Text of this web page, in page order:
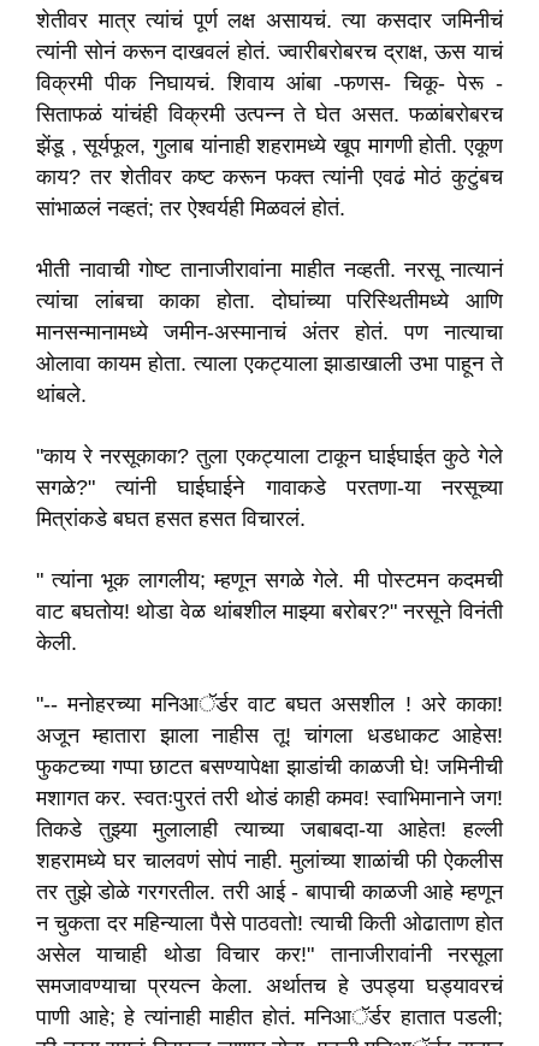
शेतीवर मात्र त्यांचं पूर्ण लक्ष असायचं. त्या कसदार जमिनीचं
त्यांनी सोनं करून दाखवलं होतं. ज्वारीबरोबरच द्राक्ष, ऊस याचं
विक्रमी पीक निघायचं. शिवाय आंबा -फणस- चिकू- पेरू -
सिताफळं यांचंही विक्रमी उत्पन्न ते घेत असत. फळांबरोबरच
झेंडू , सूर्यफूल, गुलाब यांनाही शहरामध्ये खूप मागणी होती. एकूण
काय? तर शेतीवर कष्ट करून फक्त त्यांनी एवढं मोठं कुटुंबच
सांभाळलं नव्हतं; तर ऐश्वर्यही मिळवलं होतं.
भीती नावाची गोष्ट तानाजीरावांना माहीत नव्हती. नरसू नात्यानं
त्यांचा लांबचा काका होता. दोघांच्या परिस्थितीमध्ये आणि
मानसन्मानामध्ये जमीन-अस्मानाचं अंतर होतं. पण नात्याचा
ओलावा कायम होता. त्याला एकट्याला झाडाखाली उभा पाहून ते
थांबले.
"काय रे नरसूकाका? तुला एकट्याला टाकून घाईघाईत कुठे गेले
सगळे?" त्यांनी घाईघाईने गावाकडे परतणा-या नरसूच्या
मित्रांकडे बघत हसत हसत विचारलं.
" त्यांना भूक लागलीय; म्हणून सगळे गेले. मी पोस्टमन कदमची
वाट बघतोय! थोडा वेळ थांबशील माझ्या बरोबर?" नरसूने विनंती
केली.
"-- मनोहरच्या मनिआॅर्डर वाट बघत असशील ! अरे काका!
अजून म्हातारा झाला नाहीस तू! चांगला धडधाकट आहेस!
फुकटच्या गप्पा छाटत बसण्यापेक्षा झाडांची काळजी घे! जमिनीची
मशागत कर. स्वतःपुरतं तरी थोडं काही कमव! स्वाभिमानाने जग!
तिकडे तुझ्या मुलालाही त्याच्या जबाबदा-या आहेत! हल्ली
शहरामध्ये घर चालवणं सोपं नाही. मुलांच्या शाळांची फी ऐकलीस
तर तुझे डोळे गरगरतील. तरी आई - बापाची काळजी आहे म्हणून
न चुकता दर महिन्याला पैसे पाठवतो! त्याची किती ओढाताण होत
असेल याचाही थोडा विचार कर!" तानाजीरावांनी नरसूला
समजावण्याचा प्रयत्न केला. अर्थातच हे उपड्या घड्यावरचं
पाणी आहे; हे त्यांनाही माहीत होतं. मनिआॅर्डर हातात पडली;